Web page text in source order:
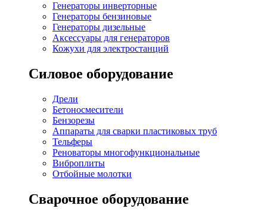
Генераторы инверторные
Генераторы бензиновые
Генераторы дизельные
Аксессуары для генераторов
Кожухи для электростанций
Силовое оборудование
Дрели
Бетоносмесители
Бензорезы
Аппараты для сварки пластиковых труб
Тельферы
Реноваторы многофункциональные
Виброплиты
Отбойные молотки
Сварочное оборудование